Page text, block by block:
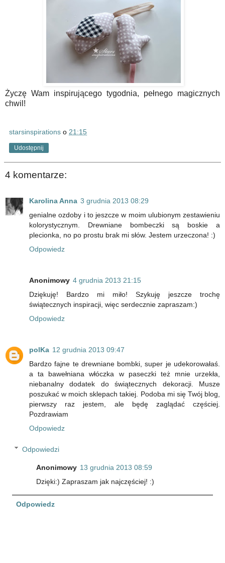
Życzę Wam inspirującego tygodnia, pełnego magicznych
chwil!
starsinspirations o 21:15
Udostępnij
4 komentarze:
Karolina Anna 3 grudnia 2013 08:29
genialne ozdoby i to jeszcze w moim ulubionym zestawieniu
kolorystycznym. Drewniane bombeczki są boskie a
plecionka, no po prostu brak mi słów. Jestem urzeczona! :)
Odpowiedz
Anonimowy 4 grudnia 2013 21:15
Dziękuję! Bardzo mi miło! Szykuję jeszcze trochę
świątecznych inspiracji, więc serdecznie zapraszam:)
Odpowiedz
polKa 12 grudnia 2013 09:47
Bardzo fajne te drewniane bombki, super je udekorowałaś.
a ta bawełniana włóczka w paseczki też mnie urzekła,
niebanalny dodatek do świątecznych dekoracji. Musze
poszukać w moich sklepach takiej. Podoba mi się Twój blog,
pierwszy raz jestem, ale będę zaglądać częściej.
Pozdrawiam
Odpowiedz
Odpowiedzi
Anonimowy 13 grudnia 2013 08:59
Dzięki:) Zapraszam jak najczęściej! :)
Odpowiedz